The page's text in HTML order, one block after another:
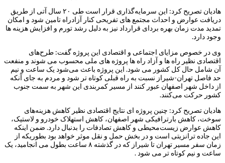
هادیان تصریح کرد: این سرمایه‌گذاری قرار است طی ۲۰ سال آتی از طریق
دریافت عوارض و احداث مجتمع های تفریحی کنار آزادراه تامین شود و امکان
تمدید مدت زمان بهره بردای قرارداد نیز به دلیل رشد تورم و افزایش هزینه ها
وجود دارد.
وی در خصوص مزایای اجتماعی و اقتصادی این پروژه گفت: طرح‌های
اقتصادی نظیر راه ها و آزاد راه ها پروژه های ملی محسوب می شوند و منفعت
آن شامل حال کل کشور می شود. این پروژه باعث می‌شود یک ساعت و نیم
حد فاصل تهران-شیراز نسبت به راه قبلی کوتاه تر شود و مردم به جای آنکه
از داخل شهر اصفهان عبور کنند از مسیر کمربندی این شهر به سمت جنوب
کشور حرکت می‌کنند.
هادیان تصریح کرد: چنین پروژه ای نتایج اقتصادی نظیر کاهش هزینه‌های
سوخت، کاهش بارترافیکی شهر اصفهان، کاهش استهلاک خودرو و لاستیک،
کاهش عوارض زیست‌محیطی و کاهش تصادفات را بدنبال دارد. ضمن اینکه
این جاده ترانزیتی است و در بخش حمل و نقل موثر خواهد بود بطوریکه از
زمان سفر مسیر تهران تا شیراز که در گذشته ۸ ساعت بطول می انجامید، یک
ساعت و نیم کوتاه تر می شود .